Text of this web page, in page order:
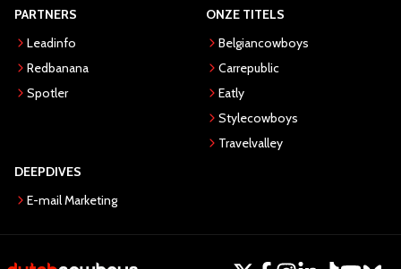
PARTNERS
Leadinfo
Redbanana
Spotler
ONZE TITELS
Belgiancowboys
Carrepublic
Eatly
Stylecowboys
Travelvalley
DEEPDIVES
E-mail Marketing